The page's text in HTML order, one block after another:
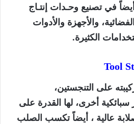
في تصنيع وحـدات إنتـاج
والأجهزة والأدوات
الكثيرة.
Tool
على التنجستين،
سبائكية أخرى، لها القدرة على
عالية ، أيضاً تكسب الصلب